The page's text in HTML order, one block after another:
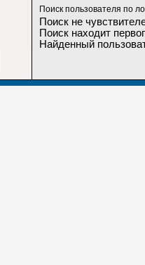
Поиск пользователя по
Поиск не
Поиск находит
Найденный